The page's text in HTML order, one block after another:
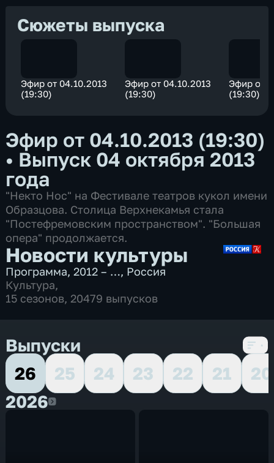
Сюжеты выпуска
Эфир от 04.10.2013
(19:30)
Эфир от 04.10.2013
(19:30)
Эфир от
(19:30)
Эфир от 04.10.2013 (19:30)
• Выпуск 04 октября 2013
года
"Некто Нос" на Фестивале театров кукол имени
Образцова. Столица Верхнекамья стала
"Постефремовским пространством". "Большая
опера" продолжается.
Новости культуры
Программа,2012 – …, Россия
Культура,
15 сезонов, 20479 выпусков
Выпуски
26
25 24 23 22 21
20
20262026